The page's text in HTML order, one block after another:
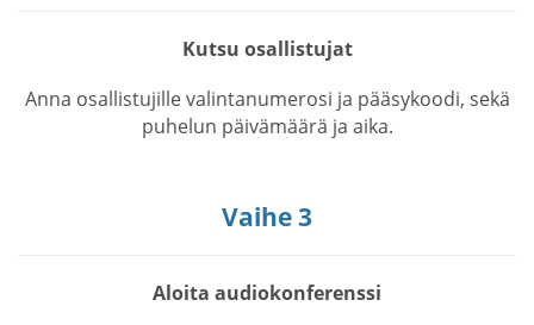
Kutsu osallistujat
Anna osallistujille valintanumerosi ja pääsykoodi, sekä
puhelun päivämäärä ja aika.
Vaihe 3
Aloita audiokonferenssi